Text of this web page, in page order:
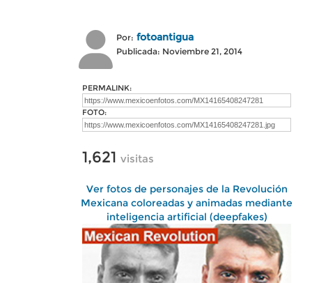
Por: fotoantigua
Publicada: Noviembre 21, 2014
PERMALINK:
FOTO:
1,621 visitas
Ver fotos de personajes de la Revolución
Mexicana coloreadas y animadas mediante
inteligencia artificial (deepfakes)